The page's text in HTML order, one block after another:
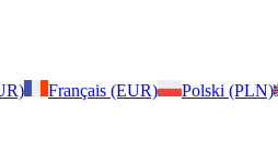
Français (EUR) Polski (PLN)